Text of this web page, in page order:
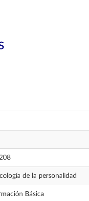
de la personalidad
Básica